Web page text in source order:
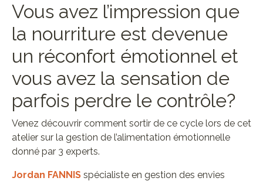
Vous avez l’impression que
la nourriture est devenue
un réconfort émotionnel et
vous avez la sensation de
parfois perdre le contrôle?
Venez découvrir comment sortir de ce cycle lors de cet
atelier sur la gestion de l’alimentation émotionnelle
donné par 3 experts.
Jordan FANNIS spécialiste en gestion des envies